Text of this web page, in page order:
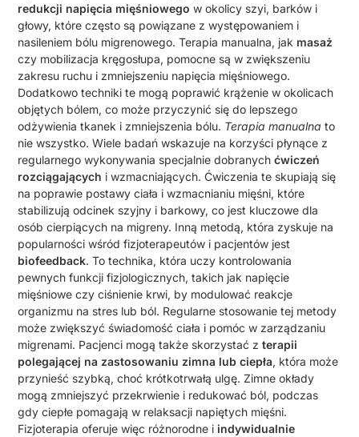
redukcji napięcia mięśniowego w okolicy szyi, barków i
głowy, które często są powiązane z występowaniem i
nasileniem bólu migrenowego. Terapia manualna, jak masaż
czy mobilizacja kręgosłupa, pomocne są w zwiększeniu
zakresu ruchu i zmniejszeniu napięcia mięśniowego.
Dodatkowo techniki te mogą poprawić krążenie w okolicach
objętych bólem, co może przyczynić się do lepszego
odżywienia tkanek i zmniejszenia bólu. Terapia manualna to
nie wszystko. Wiele badań wskazuje na korzyści płynące z
regularnego wykonywania specjalnie dobranychćwiczeń
rozciągających i wzmacniających. Ćwiczenia te skupiają się
na poprawie postawy ciała i wzmacnianiu mięśni, które
stabilizują odcinek szyjny i barkowy, co jest kluczowe dla
osób cierpiących na migreny. Inną metodą, która zyskuje na
popularności wśród fizjoterapeutów i pacjentów jest
biofeedback. To technika, która uczy kontrolowania
pewnych funkcji fizjologicznych, takich jak napięcie
mięśniowe czy ciśnienie krwi, by modulować reakcje
organizmu na stres lub ból. Regularne stosowanie tej metody
może zwiększyć świadomość ciała i pomóc w zarządzaniu
migrenami. Pacjenci mogą także skorzystać zterapii
polegającej na zastosowaniu zimna lub ciepła, która może
przynieść szybką, choć krótkotrwałą ulgę. Zimne okłady
mogą zmniejszyć przekrwienie i redukować ból, podczas
gdy ciepłe pomagają w relaksacji napiętych mięśni.
Fizjoterapia oferuje więc różnorodne iindywidualnie